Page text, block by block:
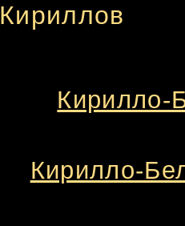
Кириллов
Кирилло-
Кирилло-